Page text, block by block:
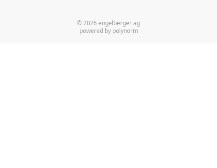
© 2026 engelberger ag
powered by polynorm